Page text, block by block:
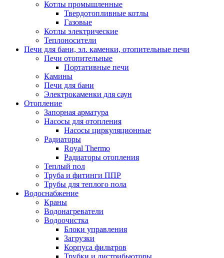
Котлы промышленные
Твердотопливные котлы
Газовые
Котлы электрические
Теплоносители
Печи для бани, эл. каменки, отопительные печи
Печи отопительные
Портативные печи
Камины
Печи для бани
Электрокаменки для саун
Отопление
Запорная арматура
Насосы для отопления
Насосы циркуляционные
Радиаторы
Royal Thermo
Радиаторы отопления
Теплый пол
Труба и фитинги ППР
Трубы для теплого пола
Водоснабжение
Краны
Водонагреватели
Водоочистка
Блоки управления
Загрузки
Корпуса фильтров
Трубки и дистрибьюторы